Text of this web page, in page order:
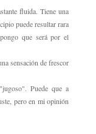
fluida. Tiene una
puede resultar rara
que será por el
sensación de frescor
. Puede que a
pero en mi opinión